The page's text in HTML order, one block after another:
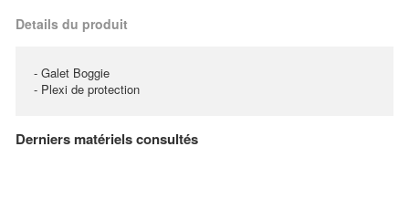
Details du produit
- Galet Boggie
- Plexi de protection
Derniers matériels consultés